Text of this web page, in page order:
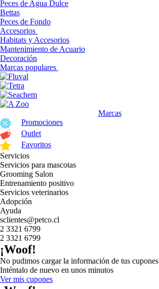
Peces de Agua Dulce
Bettas
Peces de Fondo
Accesorios
Habitats y Accesorios
Mantenimiento de Acuario
Decoración
Marcas populares
Marcas
Promociones
Outlet
Favoritos
Servicios
Servicios para mascotas
Grooming Salon
Entrenamiento positivo
Servicios veterinarios
Adopción
Ayuda
sclientes@petco.cl
2 3321 6799
2 3321 6799
¡Woof!
No pudimos cargar la información de tus cupones
Inténtalo de nuevo en unos minutos
Ver mis cupones